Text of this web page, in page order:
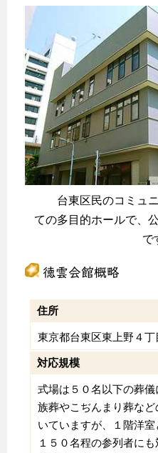
台東区民のコミュニ
ての多目的ホールで、
で
徳雲会館概略
住所
東京都台東区東上野４
対応規模
式場は５０名以下の葬
族葬やこぢんまり葬な
いていますが、１階洋室
１５０名程の参列者に